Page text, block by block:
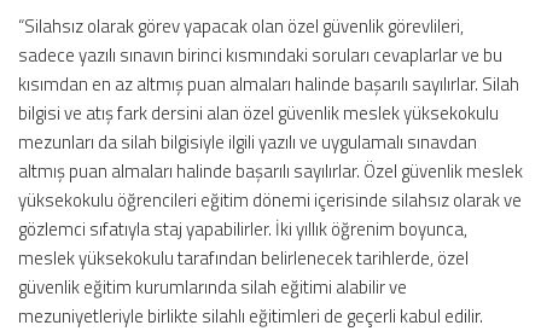
“Silahsız olarak görev yapacak olan özel güvenlik görevlileri,
sadece yazılı sınavın birinci kısmındaki soruları cevaplarlar ve bu
kısımdan en az altmış puan almaları halinde başarılı sayılırlar. Silah
bilgisi ve atış fark dersini alan özel güvenlik meslek yüksekokulu
mezunları da silah bilgisiyle ilgili yazılı ve uygulamalı sınavdan
altmış puan almaları halinde başarılı sayılırlar. Özel güvenlik meslek
yüksekokulu öğrencileri eğitim dönemi içerisinde silahsız olarak ve
gözlemci sıfatıyla staj yapabilirler. İki yıllık öğrenim boyunca,
meslek yüksekokulu tarafından belirlenecek tarihlerde, özel
güvenlik eğitim kurumlarında silah eğitimi alabilir ve
mezuniyetleriyle birlikte silahlı eğitimleri de geçerli kabul edilir.